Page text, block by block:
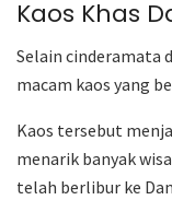
Kaos Khas
Selain cinderamata
macam kaos yang
Kaos tersebut
menarik banyak
telah berlibur ke